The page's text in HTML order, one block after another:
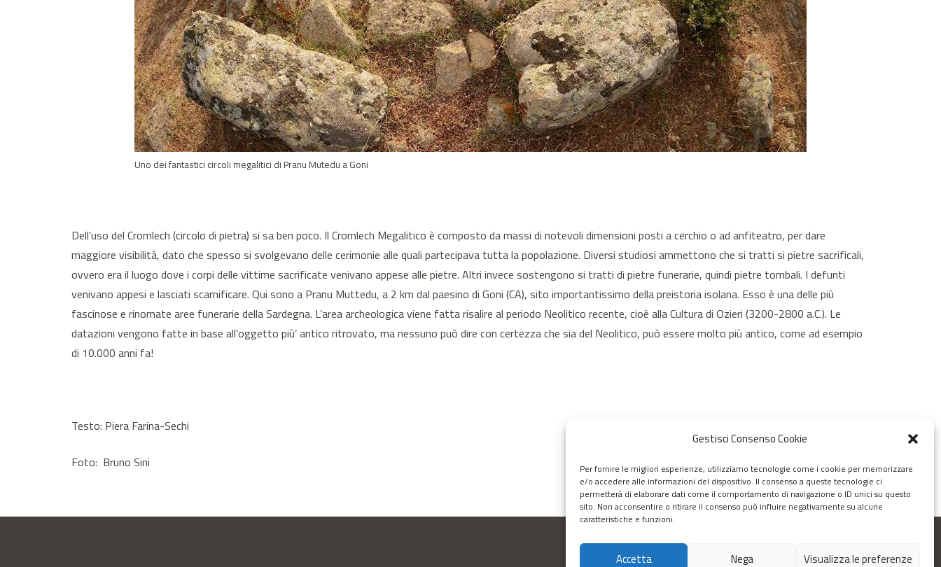
Gestisci Consenso Cookie
Per fornire le migliori esperienze, utilizziamo tecnologie come i cookie per memorizzare
e/o accedere alle informazioni del dispositivo. Il consenso a queste tecnologie ci
permetterà di elaborare dati come il comportamento di navigazione o ID unici su questo
sito. Non acconsentire o ritirare il consenso può influire negativamente su alcune
caratteristiche e funzioni.
Accetta Nega Visualizza le preferenze
Uno dei fantastici circoli megalitici di Pranu Mutedu a Goni
Dell’uso del Cromlech (circolo di pietra) si sa ben poco. Il Cromlech Megalitico è composto da massi di notevoli dimensioni posti a cerchio o ad anfiteatro, per dare
maggiore visibilità, dato che spesso si svolgevano delle cerimonie alle quali partecipava tutta la popolazione. Diversi studiosi ammettono che si tratti si pietre sacrificali,
ovvero era il luogo dove i corpi delle vittime sacrificate venivano appese alle pietre. Altri invece sostengono si tratti di pietre funerarie, quindi pietre tombali. I defunti
venivano appesi e lasciati scarnificare. Qui sono a Pranu Muttedu, a 2 km dal paesino di Goni (CA), sito importantissimo della preistoria isolana. Esso è una delle più
fascinose e rinomate aree funerarie della Sardegna. L’area archeologica viene fatta risalire al periodo Neolitico recente, cioè alla Cultura di Ozieri (3200-2800 a.C.). Le
datazioni vengono fatte in base all’oggetto più’ antico ritrovato, ma nessuno può dire con certezza che sia del Neolitico, può essere molto più antico, come ad esempio
di 10.000 anni fa!
Testo: Piera Farina-Sechi
Foto: Bruno Sini